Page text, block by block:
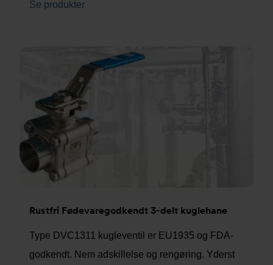
Se produkter
Rustfri Fødevaregodkendt 3-delt kuglehane
Type DVC1311 kugleventil er EU1935 og FDA-
godkendt. Nem adskillelse og rengøring. Yderst